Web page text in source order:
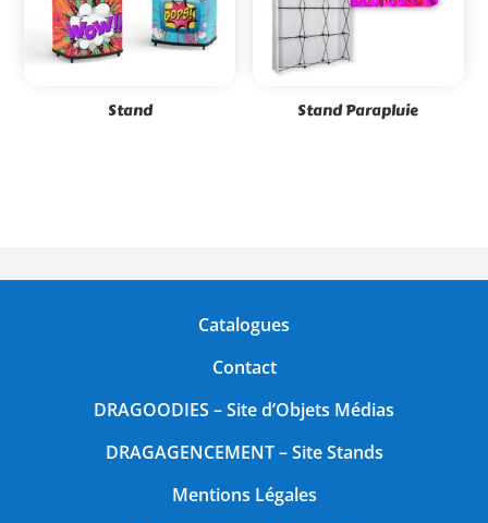
Stand Stand Parapluie
Catalogues
Contact
DRAGOODIES – Site d’Objets Médias
DRAGAGENCEMENT– Site Stands
Mentions Légales